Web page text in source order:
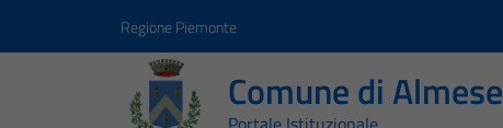
Regione Piemonte
Comune di Almese